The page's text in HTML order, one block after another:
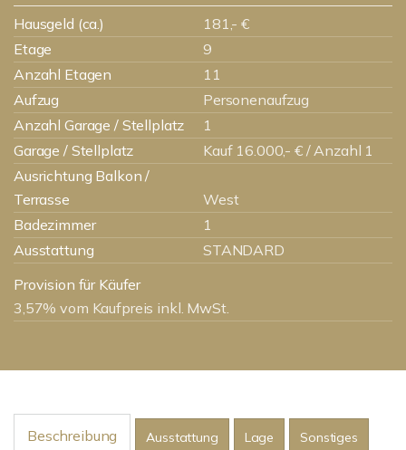
Hausgeld (ca.)
181,- €
Etage
9
Anzahl Etagen
11
Aufzug
Personenaufzug
Anzahl Garage / Stellplatz
1
Garage / Stellplatz
Kauf 16.000,- € / Anzahl 1
Ausrichtung Balkon /
Terrasse
West
Badezimmer
1
Ausstattung
STANDARD
Provision für Käufer
3,57% vom Kaufpreis inkl. MwSt.
Beschreibung Ausstattung Lage Sonstiges